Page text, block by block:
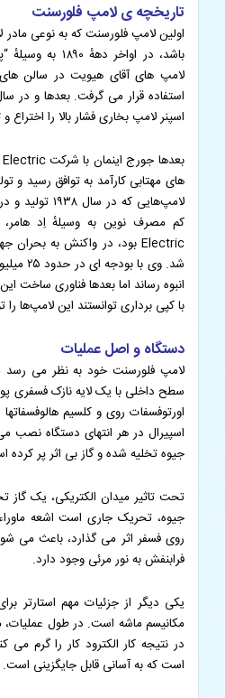
تاریخچه ی لامپ فلورسنت
اولین لامپ فلورسنت که به نوعی
باشد، در اواخر
لامپ های آقای هیویت در سالن
اسپنر لامپ بخاری فشار بالا را اختراع
های مهتابی کارآمد به توافق رسید و
شد. وی با
انبوه رساند اما بعدها فناوری ساخت
با کپی برداری توانستند این لامپ‌ها را
دستگاه و اصل عملیات
لامپ فلورسنت خود به نظر می
سطح داخلی با یک لایه نازک فسفری
اورتوفسفات روی و کلسیم
اسپیرال در هر انتهای دستگاه نصب
جیوه تخلیه شده و گاز بی اثر پر کرده
تحت تاثیر میدان الکتریکی، یک گاز
جیوه، تحریک جاری است اشعه
روی فسفر اثر می گذارد، باعث می
فرابنفش به نور مرئی وجود دارد.
یکی دیگر از جزئیات مهم استارتر
مکانیسم ماشه است. در طول
در نتیجه کار الکترود کار را گرم می
است که به آسانی قابل جایگزینی است.